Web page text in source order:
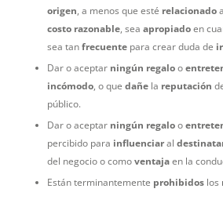
origen, a menos que esté relacionado
costo razonable, seaapropiado en
sea tanfrecuente para crear duda de
Dar o aceptar ningún regalo o
incómodo, o quedañe la reputación
público.
Dar o aceptar ningún regalo o
percibido para influenciar al
del negocio o comoventaja en la
Están terminantemente prohibidos los